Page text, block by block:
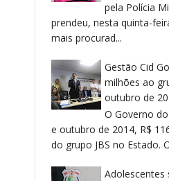
pela Polícia
prendeu, nesta quinta-
mais procurad...
Gestão Cid
milhões ao
outubro de
O Governo
e outubro de 2014, R$
do grupo JBS no Estado.